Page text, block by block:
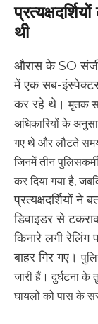
थी
औरास के SO
में एक सब-
कर रहे थे।मृतक
अधिकारियों के
गए थे और लौटते
जिनमें तीन
कर दिया गया है,
प्रत्यक्षदर्शियों
डिवाइडर से
किनारे लगी
बाहर गिर गए।
जारी हैं।दुर्घटना के
घायलों को पास के